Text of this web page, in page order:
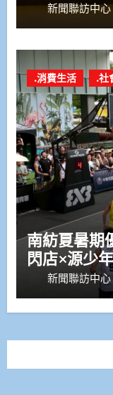
新聞聯訪中心
.消費生活 .社
南紡夏暑期
閃店×源少
新聞聯訪中心